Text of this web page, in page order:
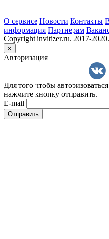
О сервисе Новости Контакты
информация Партнерам
Copyright invitizer.ru. 2017-
×
Авторизация
Для того чтобы
нажмите кнопку отправить.
E-mail
Отправить